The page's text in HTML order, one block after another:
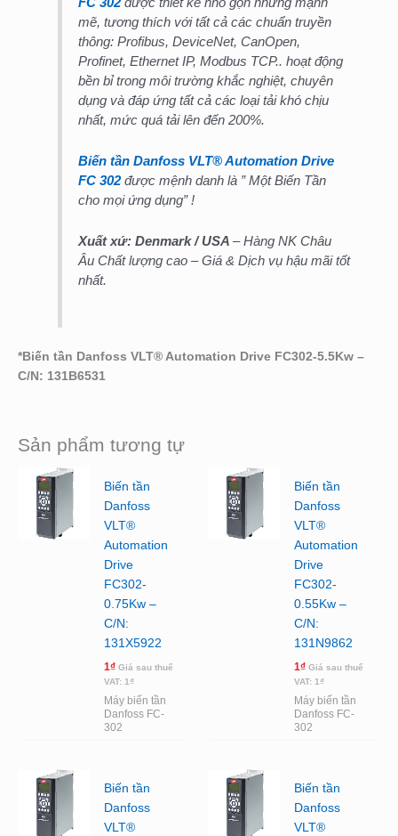
mẽ, tương thích với tất cả các chuẩn truyền
thông: Profibus, DeviceNet, CanOpen,
Profinet, Ethernet IP, Modbus TCP.. hoạt động
bền bỉ trong môi trường khắc nghiệt, chuyên
dụng và đáp ứng tất cả các loại tải khó chịu
nhất, mức quá tải lên đến 200%.
Biến tần Danfoss VLT® Automation Drive
FC 302được mệnh danh là ” Một Biến Tần
cho mọi ứng dụng” !
Xuất xứ: Denmark / USA– Hàng NK Châu
Âu Chất lượng cao – Giá & Dịch vụ hậu mãi tốt
nhất.
* Biến tần Danfoss VLT® Automation Drive FC302-5.5Kw –
C/N: 131B6531
Sản phẩm tương tự
Biến tần
Danfoss
VLT®
Automation
Drive
FC302-
0.75Kw –
C/N:
131X5922
1₫ Giá sau thuế
VAT: 1₫
Máy biến tần
Danfoss FC-
302
Biến tần
Danfoss
VLT®
Automation
Drive
FC302-
0.55Kw –
C/N:
131N9862
1₫ Giá sau thuế
VAT: 1₫
Máy biến tần
Danfoss FC-
302
Biến tần
Danfoss
VLT®
Biến tần
Danfoss
VLT®